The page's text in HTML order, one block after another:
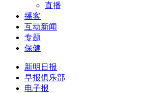
直播
播客
互动新闻
专题
保健
新明日报
早报俱乐部
电子报